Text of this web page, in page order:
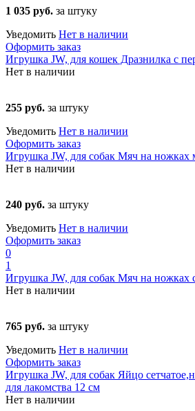
1 035 руб. за штуку
Уведомить Нет в наличии
Оформить заказ
Игрушка JW, для кошек Дразнилка с
Нет в наличии
255 руб. за штуку
Уведомить Нет в наличии
Оформить заказ
Игрушка JW, для собак Мяч на ножках
Нет в наличии
240 руб. за штуку
Уведомить Нет в наличии
Оформить заказ
0
1
Игрушка JW, для собак Мяч на ножках
Нет в наличии
765 руб. за штуку
Уведомить Нет в наличии
Оформить заказ
Игрушка JW, для собак Яйцо
для лакомства 12 см
Нет в наличии